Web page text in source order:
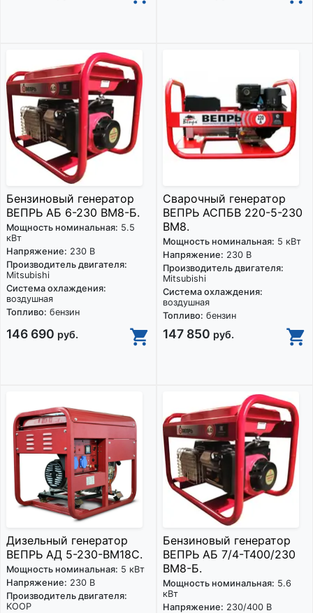
Бензиновый генератор
ВЕПРЬ АБ 6-230 ВМ8-Б.
Мощность номинальная: 5.5
кВт
Напряжение: 230 В
Производитель двигателя:
Mitsubishi
Система охлаждения:
воздушная
Топливо: бензин
146 690 руб.
Сварочный генератор
ВЕПРЬ АСПБВ 220-5-230
ВМ8.
Мощность номинальная: 5 кВт
Напряжение: 230 В
Производитель двигателя:
Mitsubishi
Система охлаждения:
воздушная
Топливо: бензин
147 850 руб.
Дизельный генератор
ВЕПРЬ АД 5-230-ВМ18C.
Мощность номинальная: 5 кВт
Напряжение: 230 В
Производитель двигателя:
KOOP
Бензиновый генератор
ВЕПРЬ АБ 7/4-Т400/230
ВМ8-Б.
Мощность номинальная: 5.6
кВт
Напряжение: 230/400 В